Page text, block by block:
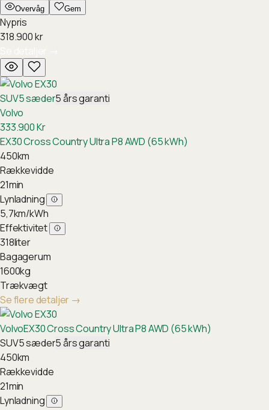
Overvåg Gem
Nypris
318.900kr
SUV5sæder5års garanti
Volvo
333.900Kr
EX30 Cross Country Ultra P8 AWD (65 kWh)
450km
Rækkevidde
21min
Lynladning
5,7km/kWh
Effektivitet
318liter
Bagagerum
1600kg
Trækvægt
Se flere detaljer →
VolvoEX30 Cross Country Ultra P8 AWD (65 kWh)
SUV5sæder5års garanti
450km
Rækkevidde
21min
Lynladning